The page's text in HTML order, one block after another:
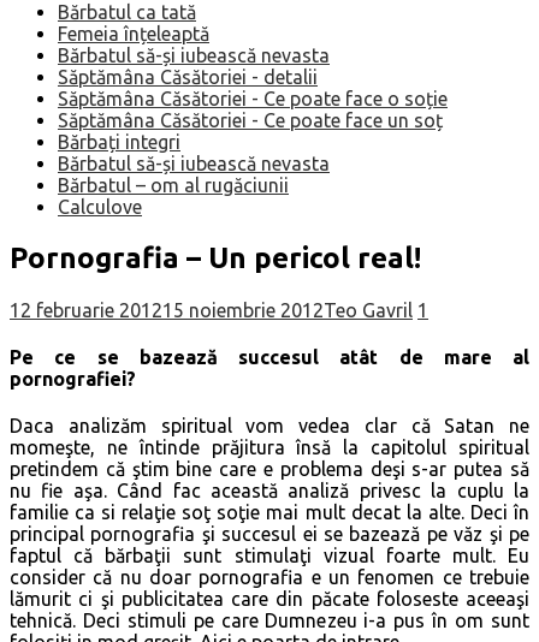
Bărbatul ca tată
Femeia înțeleaptă
Bărbatul să-și iubească nevasta
Săptămâna Căsătoriei - detalii
Săptămâna Căsătoriei - Ce poate face o soție
Săptămâna Căsătoriei - Ce poate face un soț
Bărbați integri
Bărbatul să-și iubească nevasta
Bărbatul – om al rugăciunii
Calculove
Pornografia – Un pericol real!
12 februarie 201215 noiembrie 2012Teo Gavril 1
Pe ce se bazează succesul atât de mare al
pornografiei?
Daca analizăm spiritual vom vedea clar că Satan ne
momeşte, ne întinde prăjitura însă la capitolul spiritual
pretindem că ştim bine care e problema deşi s-ar putea să
nu fie aşa. Când fac această analiză privesc la cuplu la
familie ca si relaţie soţ soţie mai mult decat la alte. Deci în
principal pornografia şi succesul ei se bazează pe văz şi pe
faptul că bărbaţii sunt stimulaţi vizual foarte mult. Eu
consider că nu doar pornografia e un fenomen ce trebuie
lămurit ci şi publicitatea care din păcate foloseste aceeaşi
tehnică. Deci stimuli pe care Dumnezeu i-a pus în om sunt